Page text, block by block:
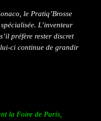
le Pratiq’Brosse
L’inventeur
préfère rester discret
ci continue de grandir
la Foire de Paris,